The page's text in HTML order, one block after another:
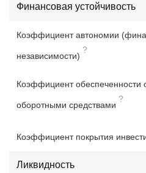
Финансовая устойчивость
Коэффициент автономии
независимости)
?
Коэффициент обеспеченности
оборотными средствами
?
Коэффициент покрытия
Ликвидность